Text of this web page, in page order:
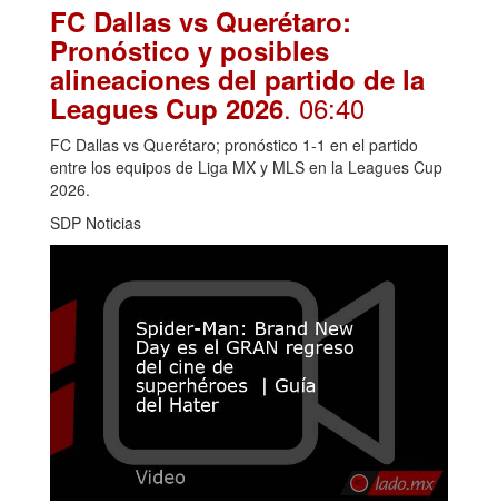
FC Dallas vs Querétaro:
Pronóstico y posibles
alineaciones del partido de la
Leagues Cup 2026. 06:40
FC Dallas vs Querétaro; pronóstico 1-1 en el partido
entre los equipos de Liga MX y MLS en la Leagues Cup
2026.
SDP Noticias